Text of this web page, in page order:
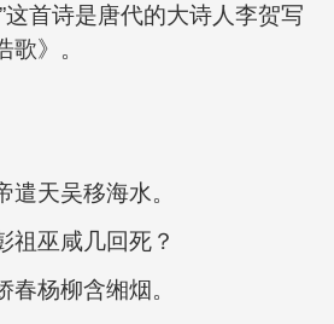
这首诗是唐代的大诗人李贺写
》。
天吴移海水。
祖巫咸几回死？
杨柳含缃烟。